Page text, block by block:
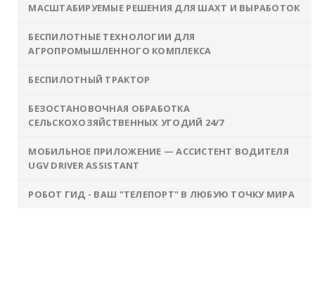
МАСШТАБИРУЕМЫЕ РЕШЕНИЯ ДЛЯ ШАХТ И ВЫРАБОТОК
БЕСПИЛОТНЫЕ ТЕХНОЛОГИИ ДЛЯ
АГРОПРОМЫШЛЕННОГО КОМПЛЕКСА
БЕСПИЛОТНЫЙ ТРАКТОР
БЕЗОСТАНОВОЧНАЯ ОБРАБОТКА
СЕЛЬСКОХОЗЯЙСТВЕННЫХ УГОДИЙ 24/7
МОБИЛЬНОЕ ПРИЛОЖЕНИЕ — АССИСТЕНТ ВОДИТЕЛЯ
UGV DRIVER ASSISTANT
РОБОТ ГИД - ВАШ "ТЕЛЕПОРТ" В ЛЮБУЮ ТОЧКУ МИРА